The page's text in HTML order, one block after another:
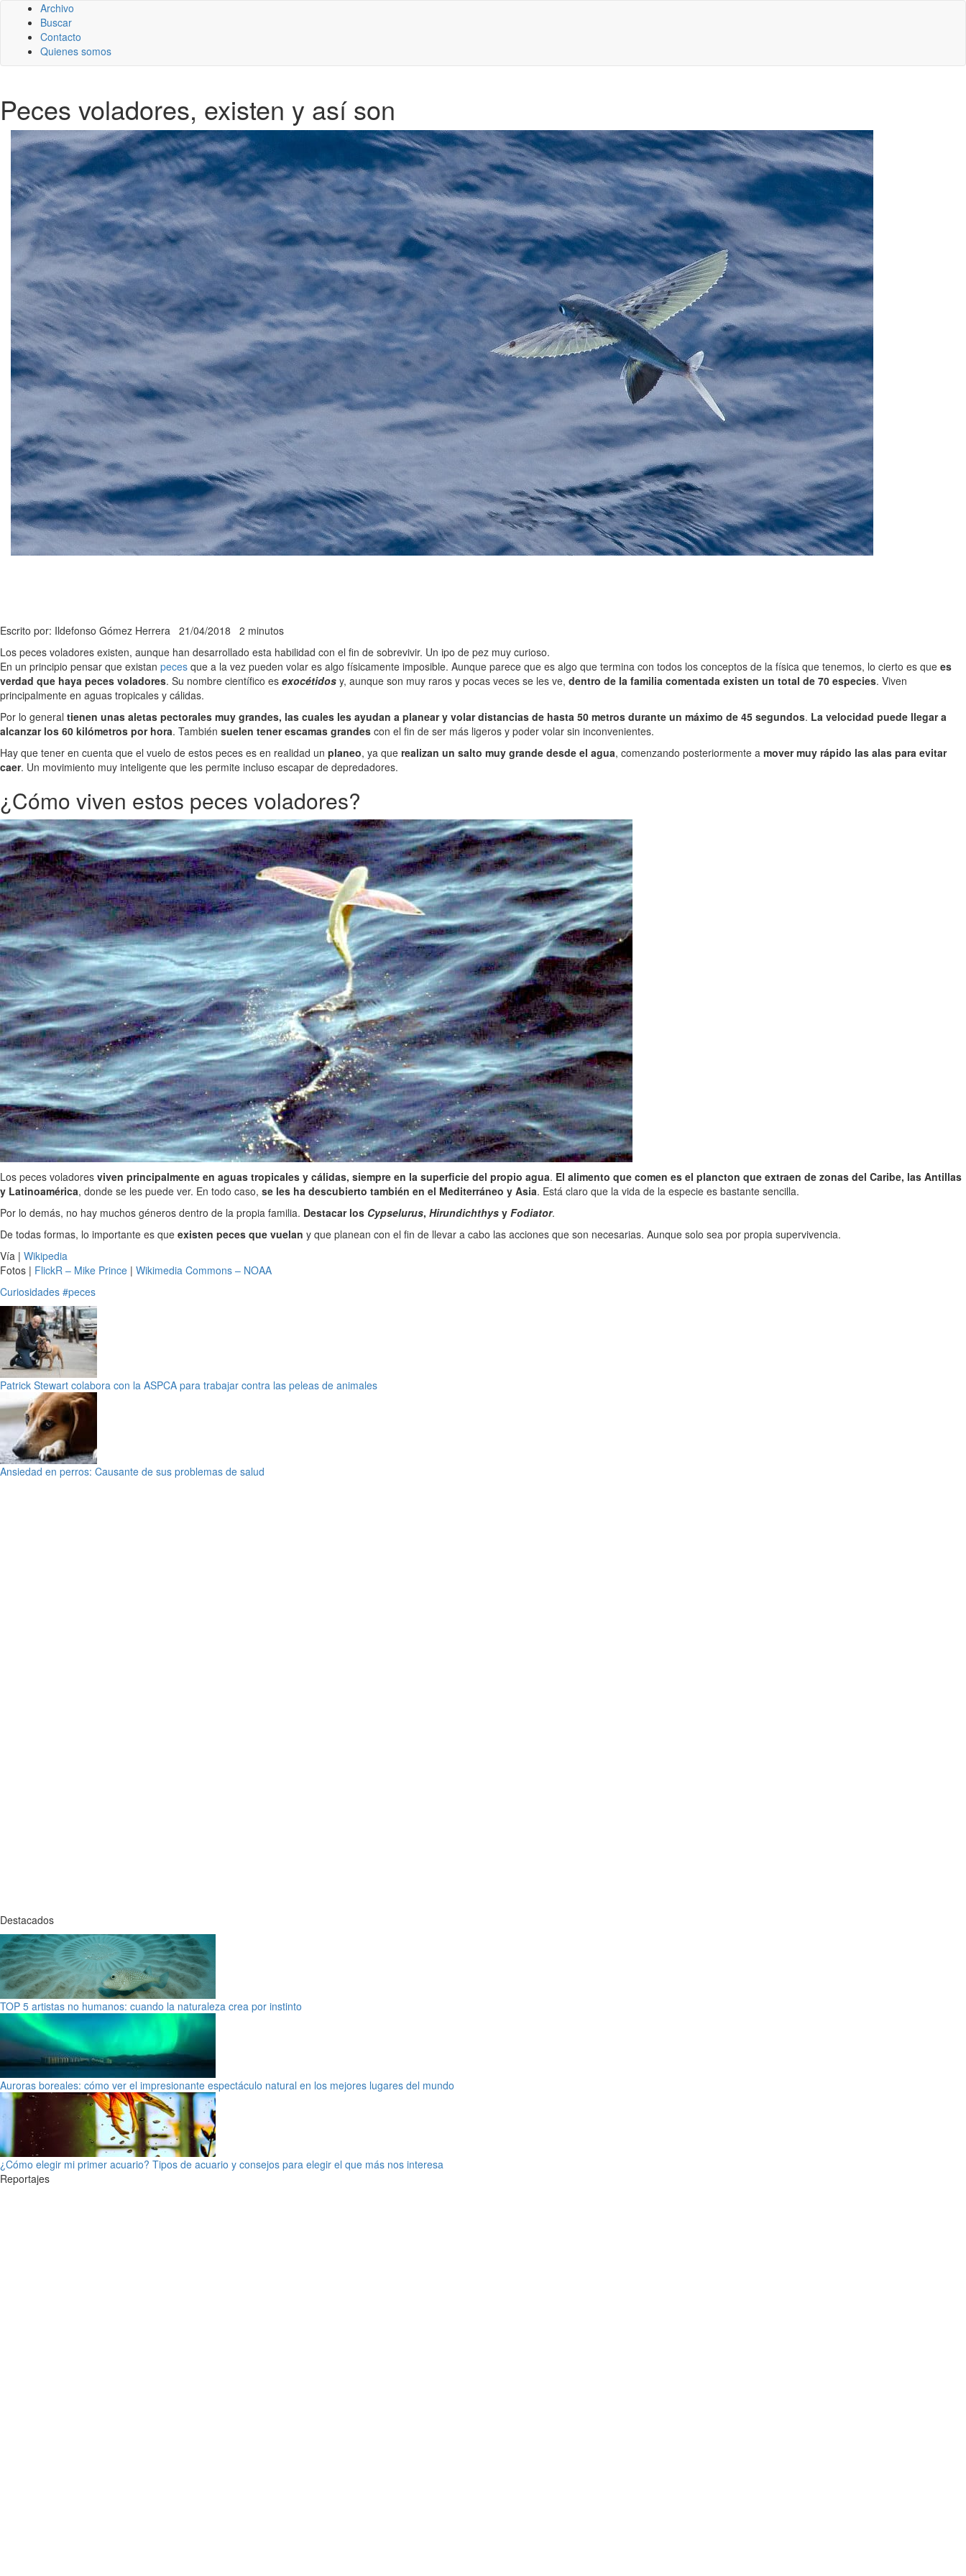
Archivo
Buscar
Contacto
Quienes somos
Peces voladores, existen y así son
Escrito por: Ildefonso Gómez Herrera 21/04/2018 2 minutos
Los peces voladores existen, aunque han desarrollado esta habilidad con el fin de sobrevivir. Un ipo de pez muy curioso.
En un principio pensar que existan peces que a la vez pueden volar es algo físicamente imposible. Aunque parece que es algo que termina con todos los conceptos de la física que tenemos, lo cierto es que es
verdad que haya peces voladores. Su nombre científico es exocétidos y, aunque son muy raros y pocas veces se les ve, dentro de la familia comentada existen un total de 70 especies. Viven
principalmente en aguas tropicales y cálidas.
Por lo general tienen unas aletas pectorales muy grandes, las cuales les ayudan a planear y volar distancias de hasta 50 metros durante un máximo de 45 segundos. La velocidad puede llegar a
alcanzar los 60 kilómetros por hora. También suelen tener escamas grandes con el fin de ser más ligeros y poder volar sin inconvenientes.
Hay que tener en cuenta que el vuelo de estos peces es en realidad un planeo, ya que realizan un salto muy grande desde el agua, comenzando posteriormente a mover muy rápido las alas para evitar
caer. Un movimiento muy inteligente que les permite incluso escapar de depredadores.
¿Cómo viven estos peces voladores?
Los peces voladores viven principalmente en aguas tropicales y cálidas, siempre en la superficie del propio agua. El alimento que comen es el plancton que extraen de zonas del Caribe, las Antillas
y Latinoamérica, donde se les puede ver. En todo caso, se les ha descubierto también en el Mediterráneo y Asia. Está claro que la vida de la especie es bastante sencilla.
Por lo demás, no hay muchos géneros dentro de la propia familia. Destacar los Cypselurus, Hirundichthys y Fodiator.
De todas formas, lo importante es que existen peces que vuelan y que planean con el fin de llevar a cabo las acciones que son necesarias. Aunque solo sea por propia supervivencia.
Vía | Wikipedia
Fotos | FlickR – Mike Prince | Wikimedia Commons – NOAA
Curiosidades #peces
Patrick Stewart colabora con la ASPCA para trabajar contra las peleas de animales
Ansiedad en perros: Causante de sus problemas de salud
Destacados
TOP 5 artistas no humanos: cuando la naturaleza crea por instinto
Auroras boreales: cómo ver el impresionante espectáculo natural en los mejores lugares del mundo
¿Cómo elegir mi primer acuario? Tipos de acuario y consejos para elegir el que más nos interesa
Reportajes